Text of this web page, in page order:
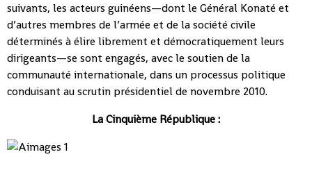
suivants, les acteurs guinéens—dont le Général Konaté et
d’autres membres de l’armée et de la société civile
déterminés à élire librement et démocratiquement leurs
dirigeants—se sont engagés, avec le soutien de la
communauté internationale, dans un processus politique
conduisant au scrutin présidentiel de novembre 2010.
La Cinquième République :